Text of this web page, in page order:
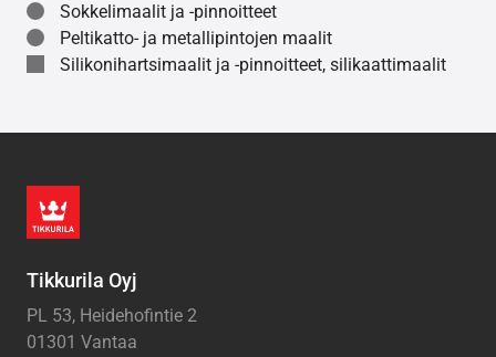
Sokkelimaalit ja -pinnoitteet
Peltikatto- ja metallipintojen maalit
Silikonihartsimaalit ja -pinnoitteet, silikaattimaalit
Tikkurila Oyj
PL 53, Heidehofintie 2
01301 Vantaa